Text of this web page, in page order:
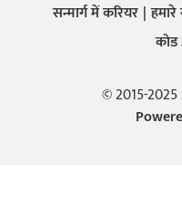
सन्मार्ग में करियर हमारे
© 2015-